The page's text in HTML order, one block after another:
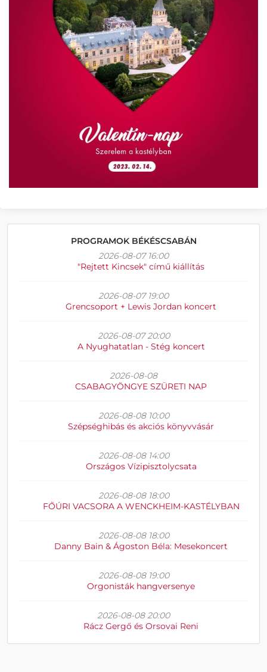
PROGRAMOK BÉKÉSCSABÁN
2026-08-07 16:00
"Rejtett Kincsek" című kiállítás
2026-08-07 19:00
Grencsoport + Lewis Jordan koncert
2026-08-07 20:00
A Nyughatatlan - Stég koncert
2026-08-08
CSABAGYÖNGYE SZÜRETI NAP
2026-08-08 10:00
Szépséghibás és akciós könyvvásár
2026-08-08 14:00
Országos Vízipisztolycsata
2026-08-08 18:00
FŐÚRI VACSORA A WENCKHEIM-KASTÉLYBAN
2026-08-08 18:00
Danny Bain & Ágoston Béla: Mesekoncert
2026-08-08 19:00
Orgonisták hangversenye
2026-08-08 20:00
Rácz Gergő és Orsovai Reni